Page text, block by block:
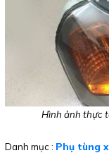
Hình ảnh thực
Danh mục : Phụ tùng